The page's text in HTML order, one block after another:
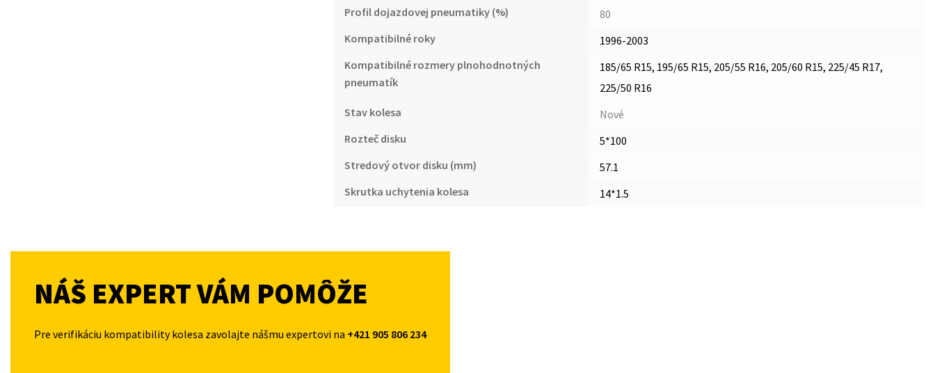
Profil dojazdovej pneumatiky (%)
80
Kompatibilné roky
1996-2003
Kompatibilné rozmery plnohodnotných
pneumatík
185/65 R15, 195/65 R15, 205/55 R16, 205/60 R15, 225/45 R17,
225/50 R16
Stav kolesa
Nové
Rozteč disku
5*100
Stredový otvor disku (mm)
57.1
Skrutka uchytenia kolesa
14*1.5
NÁŠ EXPERT VÁM POMÔŽE
Pre verifikáciu kompatibility kolesa zavolajte nášmu expertovi na +421 905 806 234